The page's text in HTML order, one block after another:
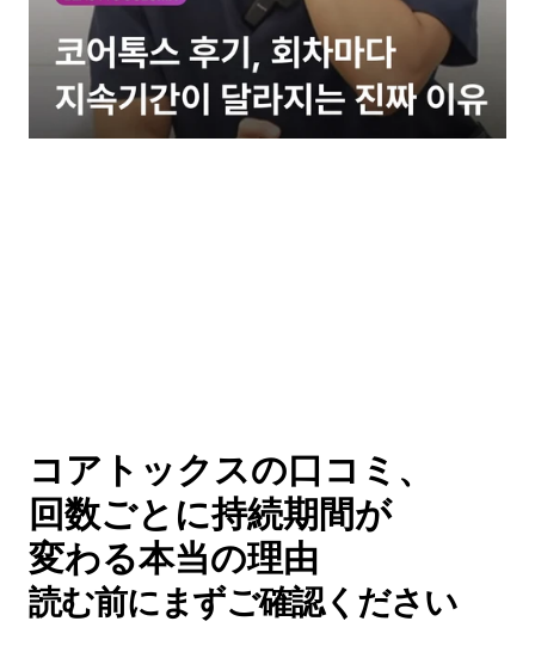
コアトックスの口コミ、
回数ごとに持続期間が
変わる本当の理由
読む前にまずご確認ください